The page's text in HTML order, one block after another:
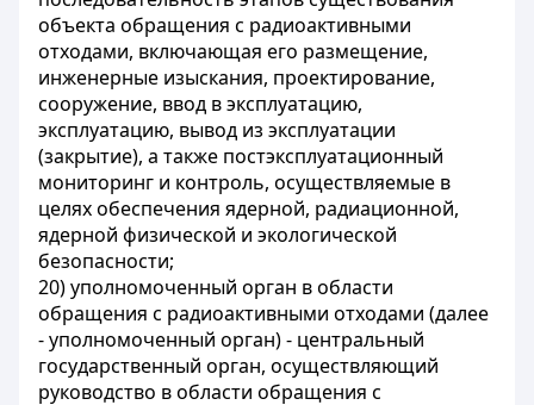
объекта обращения с радиоактивными
отходами, включающая его размещение,
инженерные изыскания, проектирование,
сооружение, ввод в эксплуатацию,
эксплуатацию, вывод из эксплуатации
(закрытие), а также постэксплуатационный
мониторинг и контроль, осуществляемые в
целях обеспечения ядерной, радиационной,
ядерной физической и экологической
безопасности;
20) уполномоченный орган в области
обращения с радиоактивными отходами (далее
- уполномоченный орган) - центральный
государственный орган, осуществляющий
руководство в области обращения с